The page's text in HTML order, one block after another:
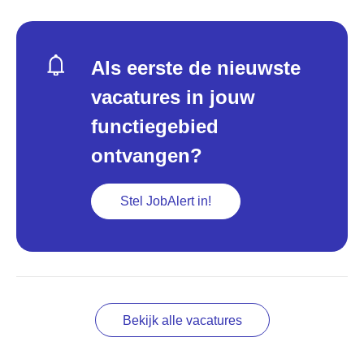
Als eerste de nieuwste
vacatures in jouw
functiegebied
ontvangen?
Stel JobAlert in!
Bekijk alle vacatures